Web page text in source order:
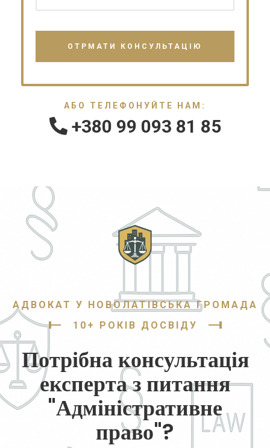
АБО ТЕЛЕФОНУЙТЕ НАМ:
+380 99 093 81 85
АДВОКАТ У НОВОЛАТІВСЬКА ГРОМАДА
10+ РОКІВ ДОСВІДУ
Потрібна консультація
експерта з питання
"Адміністративне
право"?